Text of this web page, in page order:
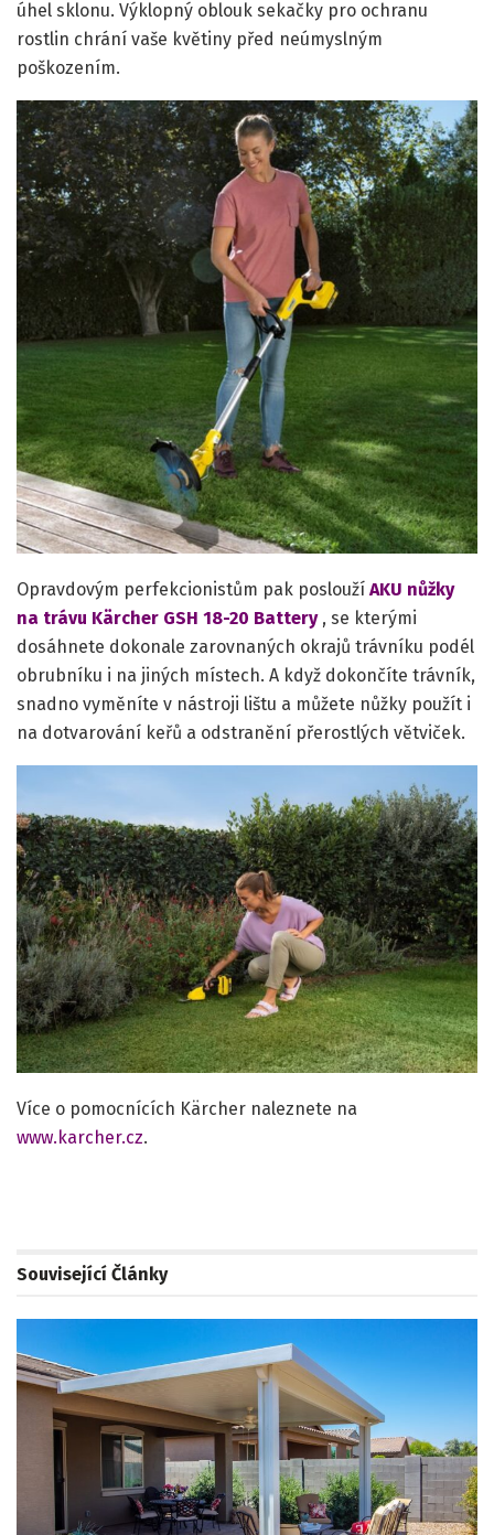
úhel sklonu. Výklopný oblouk sekačky pro ochranu
rostlin chrání vaše květiny před neúmyslným
poškozením.
Opravdovým perfekcionistům pak poslouží AKU nůžky
na trávu Kärcher GSH 18-20 Battery, se kterými
dosáhnete dokonale zarovnaných okrajů trávníku podél
obrubníku i na jiných místech. A když dokončíte trávník,
snadno vyměníte v nástroji lištu a můžete nůžky použít i
na dotvarování keřů a odstranění přerostlých větviček.
Více o pomocnících Kärcher naleznete na
www.karcher.cz.
Související Články